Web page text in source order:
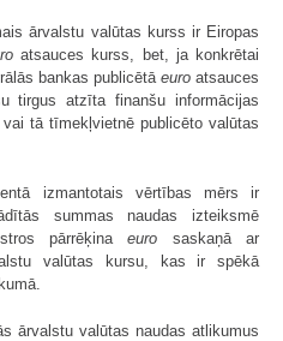
ārvalstu valūtas kurss ir Eiropas
atsauces kurss, bet, ja konkrētai
bankas publicētā euro atsauces
tirgus atzīta finanšu informācijas
tā tīmekļvietnē publicēto valūtas
izmantotais vērtības mērs ir
summas naudas izteiksmē
pārrēķinaeuro saskaņā ar
valūtas kursu, kas ir spēkā
ārvalstu valūtas naudas atlikumus